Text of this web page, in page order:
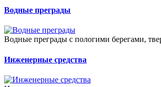
Водные преграды
Водные преграды с пологими берегами,
Инженерные средства